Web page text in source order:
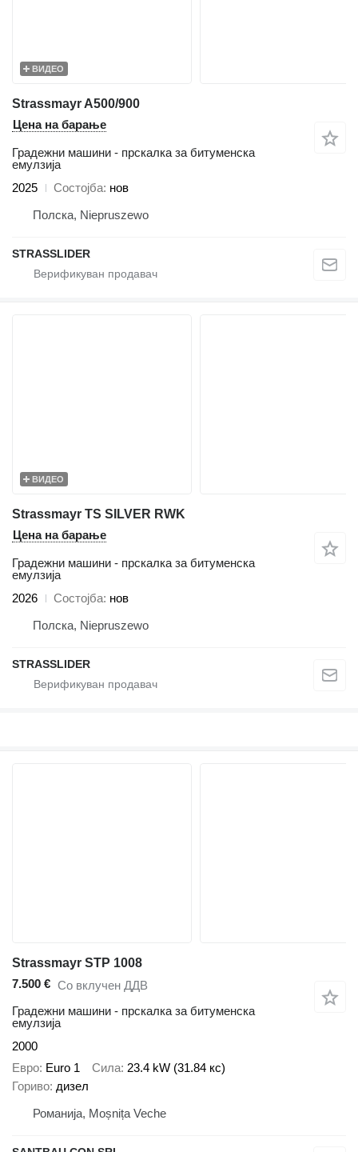
ВИДЕО
Strassmayr A500/900
Цена на барање
Градежни машини - прскалка за битуменска
емулзија
2025
Состојба нов
Полска, Niepruszewo
STRASSLIDER
ВИДЕО
Strassmayr TS SILVER RWK
Цена на барање
Градежни машини - прскалка за битуменска
емулзија
2026
Состојба нов
Полска, Niepruszewo
STRASSLIDER
Strassmayr STP 1008
7.500 € Со вклучен ДДВ
Градежни машини - прскалка за битуменска
емулзија
2000
Евро Euro 1 Сила 23.4 kW (31.84 кс)
Гориво дизел
Романија, Moșnița Veche